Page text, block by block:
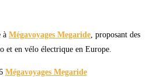
à Mégavoyages Megaride , proposant des
et en vélo électrique en Europe.
Mégavoyages Megaride